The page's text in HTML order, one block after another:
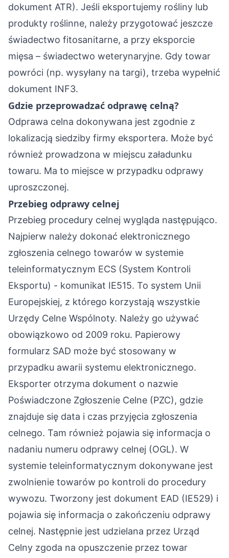
dokument ATR). Jeśli eksportujemy rośliny lub
produkty roślinne, należy przygotować jeszcze
świadectwo fitosanitarne, a przy eksporcie
mięsa – świadectwo weterynaryjne. Gdy towar
powróci (np. wysyłany na targi), trzeba wypełnić
dokument INF3.
Gdzie przeprowadzać odprawę celną?
Odprawa celna dokonywana jest zgodnie z
lokalizacją siedziby firmy eksportera. Może być
również prowadzona w miejscu załadunku
towaru. Ma to miejsce w przypadku odprawy
uproszczonej.
Przebieg odprawy celnej
Przebieg procedury celnej wygląda następująco.
Najpierw należy dokonać elektronicznego
zgłoszenia celnego towarów w systemie
teleinformatycznym ECS (System Kontroli
Eksportu) - komunikat IE515. To system Unii
Europejskiej, z którego korzystają wszystkie
Urzędy Celne Wspólnoty. Należy go używać
obowiązkowo od 2009 roku. Papierowy
formularz SAD może być stosowany w
przypadku awarii systemu elektronicznego.
Eksporter otrzyma dokument o nazwie
Poświadczone Zgłoszenie Celne (PZC), gdzie
znajduje się data i czas przyjęcia zgłoszenia
celnego. Tam również pojawia się informacja o
nadaniu numeru odprawy celnej (OGL). W
systemie teleinformatycznym dokonywane jest
zwolnienie towarów po kontroli do procedury
wywozu. Tworzony jest dokument EAD (IE529) i
pojawia się informacja o zakończeniu odprawy
celnej. Następnie jest udzielana przez Urząd
Celny zgoda na opuszczenie przez towar